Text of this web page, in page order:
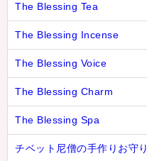
The Blessing Tea
The Blessing Incense
The Blessing Voice
The Blessing Charm
The Blessing Spa
チベット尼僧の手作りお守り